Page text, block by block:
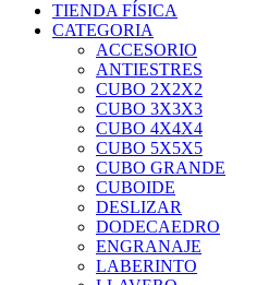
TIENDA FÍSICA
CATEGORIA
ACCESORIO
ANTIESTRES
CUBO 2X2X2
CUBO 3X3X3
CUBO 4X4X4
CUBO 5X5X5
CUBO GRANDE
CUBOIDE
DESLIZAR
DODECAEDRO
ENGRANAJE
LABERINTO